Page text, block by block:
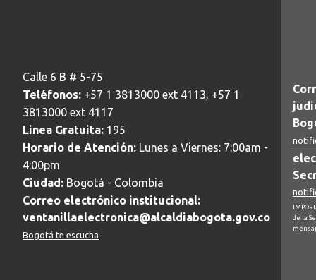
Calle 6 B # 5-75
Teléfonos: +57 1 3813000 ext 4113, +57 1
3813000 ext 4117
Linea Gratuita: 195
Horario de Atención: Lunes a Viernes: 7:00am -
4:00pm
Ciudad: Bogotá - Colombia
Correo electrónico institucional:
ventanillaelectronica@alcaldiabogota.gov.co
Bogotá te escucha
de la